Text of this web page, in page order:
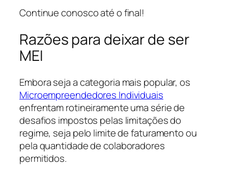
Continue conosco até o final!
Razões para deixar de ser
MEI
Embora seja a categoria mais popular, os
Microempreendedores Individuais
enfrentam rotineiramente uma série de
desafios impostos pelas limitações do
regime, seja pelo limite de faturamento ou
pela quantidade de colaboradores
permitidos.